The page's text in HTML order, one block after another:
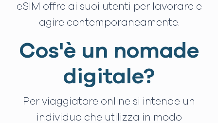
eSIM offre ai suoi utenti per lavorare e
agire contemporaneamente.
Cos'è un nomade
digitale?
Per viaggiatore online si intende un
individuo che utilizza in modo